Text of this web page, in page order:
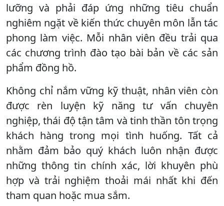
lưỡng và phải đáp ứng những tiêu chuẩn
nghiêm ngặt về kiến thức chuyên môn lẫn tác
phong làm việc. Mỗi nhân viên đều trải qua
các chương trình đào tạo bài bản về các sản
phẩm đồng hồ.
Không chỉ nắm vững kỹ thuật, nhân viên còn
được rèn luyện kỹ năng tư vấn chuyên
nghiệp, thái độ tận tâm và tinh thần tôn trọng
khách hàng trong mọi tình huống. Tất cả
nhằm đảm bảo quý khách luôn nhận được
những thông tin chính xác, lời khuyên phù
hợp và trải nghiệm thoải mái nhất khi đến
tham quan hoặc mua sắm.